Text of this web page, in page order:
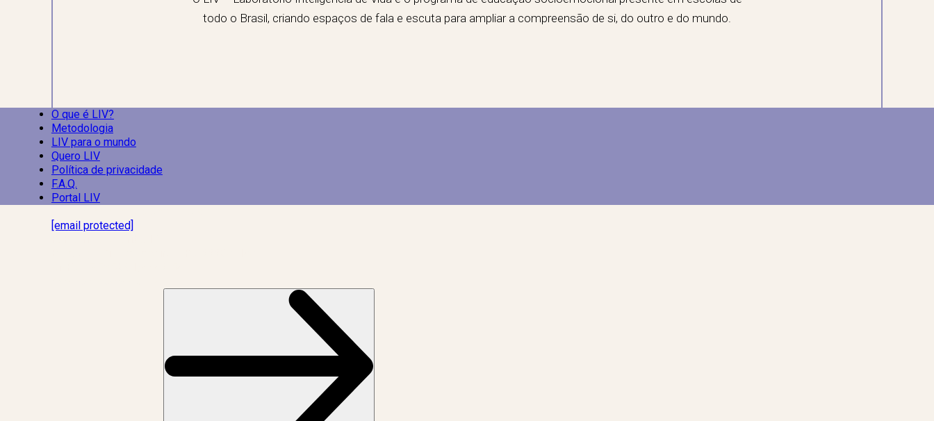
todo o Brasil, criando espaços de fala e escuta para ampliar a compreensão de si, do outro e do mundo.
O que é LIV?
Metodologia
LIV para o mundo
Quero LIV
Política de privacidade
F.A.Q.
Portal LIV
[email protected]